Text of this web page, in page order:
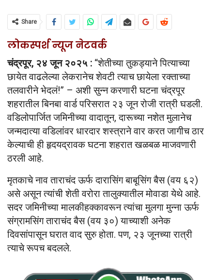
Share
लोकस्पर्श न्यूज नेटवर्क
चंद्रपूर, २४ जून २०२५ : “शेतीच्या तुकड्याने पित्याच्या
छायेत वाढलेल्या लेकरानेच शेवटी त्याच छायेला रक्ताच्या
तलवारीने भेदलं!” – अशी सुन्न करणारी घटना चंद्रपूर
शहरातील बिनबा वार्ड परिसरात २३ जून रोजी रात्री घडली.
वडिलोपार्जित जमिनीच्या वादातून, दारूच्या नशेत मुलानेच
जन्मदात्या वडिलांवर धारदार शस्त्राने वार करत जागीच ठार
केल्याची ही हृदयद्रावक घटना शहरात खळबळ माजवणारी
ठरली आहे.
मृतकाचे नाव ताराचंद ऊर्फ दारासिंग बाबूसिंग बैस (वय ६२)
असे असून त्यांची शेती वरोरा तालुक्यातील मोवाडा येथे आहे.
सदर जमिनीच्या मालकीहक्कावरून त्यांचा मुलगा मुन्ना ऊर्फ
संग्रामसिंग ताराचंद बैस (वय ३०) याच्याशी अनेक
दिवसांपासून घरात वाद सुरु होता. पण, २३ जूनच्या रात्री
त्याचे रूपच बदलले.